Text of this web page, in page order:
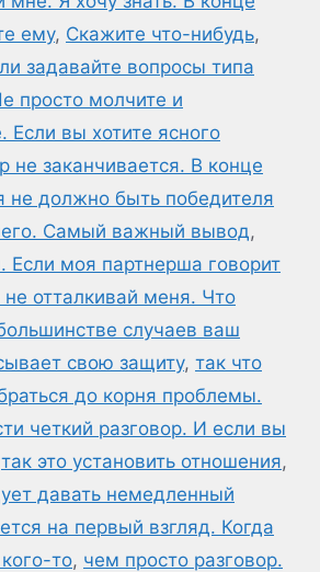
ему, Скажите что-нибудь,
задавайте вопросы типа
просто молчите и
Если вы хотите ясного
не заканчивается. В конце
не должно быть победителя
Самый важный вывод,
Если моя партнерша говорит
не отталкивай меня. Что
случаев ваш
свою защиту, так что
до корня проблемы.
четкий разговор. И если вы
так это установить отношения,
давать немедленный
на первый взгляд. Когда
то, чем просто разговор.